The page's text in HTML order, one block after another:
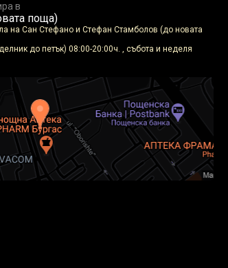
в
поща)
на Сан Стефано и Стефан Стамболов (до новата
до петък) 08:00-20:00ч. , събота и неделя